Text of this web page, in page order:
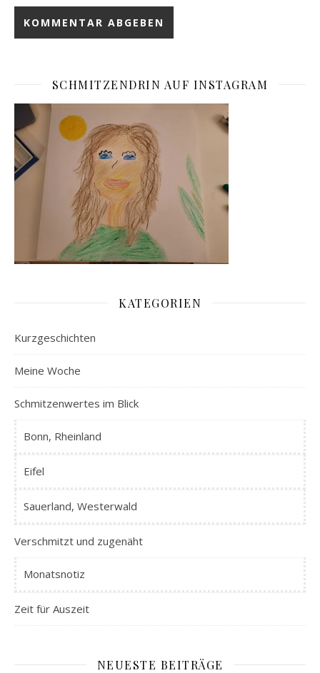
SCHMITZENDRIN AUF INSTAGRAM
KATEGORIEN
Kurzgeschichten
Meine Woche
Schmitzenwertes im Blick
Bonn, Rheinland
Eifel
Sauerland, Westerwald
Verschmitzt und zugenäht
Monatsnotiz
Zeit für Auszeit
NEUESTE BEITRÄGE